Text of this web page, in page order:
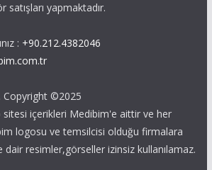
yapmaktadır.
: +90.212.4382046
Copyright ©2025
içerikleri Medibim'e aittir ve her
logosu ve temsilcisi olduğu firmalara
resimler,görseller izinsiz kullanılamaz.